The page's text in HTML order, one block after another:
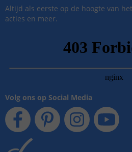
Altijd als eerste op de hoogte van
acties en meer.
Volg ons op Social Media